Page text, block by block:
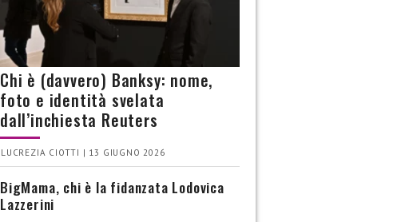
Chi è (davvero) Banksy: nome,
foto e identità svelata
dall’inchiesta Reuters
LUCREZIA CIOTTI | 13 GIUGNO 2026
BigMama, chi è la fidanzata Lodovica
Lazzerini